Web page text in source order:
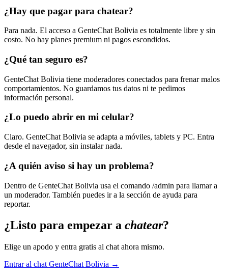
¿Hay que pagar para chatear?
Para nada. El acceso a GenteChat Bolivia es totalmente libre y sin
costo. No hay planes premium ni pagos escondidos.
¿Qué tan seguro es?
GenteChat Bolivia tiene moderadores conectados para frenar malos
comportamientos. No guardamos tus datos ni te pedimos
información personal.
¿Lo puedo abrir en mi celular?
Claro. GenteChat Bolivia se adapta a móviles, tablets y PC. Entra
desde el navegador, sin instalar nada.
¿A quién aviso si hay un problema?
Dentro de GenteChat Bolivia usa el comando /admin para llamar a
un moderador. También puedes ir a la sección de ayuda para
reportar.
¿Listo para empezar a chatear?
Elige un apodo y entra gratis al chat ahora mismo.
Entrar al chat GenteChat Bolivia →